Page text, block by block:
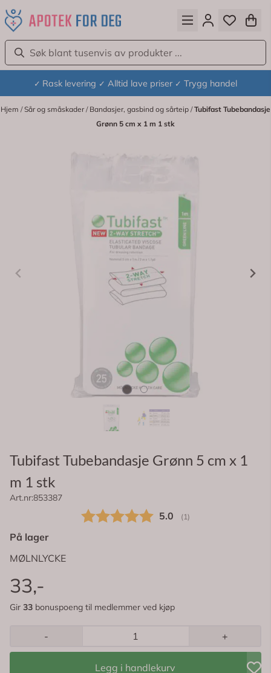
Hopp til innhold
✓ Rask levering ✓ Alltid lave priser ✓ Trygg handel
Hjem /Sår og småskader/ Bandasjer, gasbind og sårteip /Tubifast Tubebandasje
Grønn 5 cm x 1 m 1 stk
Tubifast Tubebandasje Grønn 5 cm x 1
m 1 stk
Art.nr:853387
Gjennomsnittskarakter:
5.0 (stemmer:
1)
På lager
MØLNLYCKE
33,-
Gir 33 bonuspoeng til medlemmer ved kjøp
- +
Legg i handlekurv